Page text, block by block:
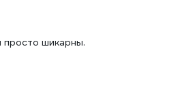
просто шикарны.